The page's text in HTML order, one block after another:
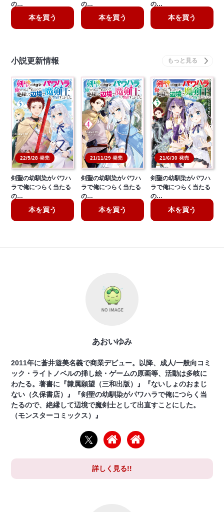
の…
本を買う
の…
本を買う
の…
本を買う
小説更新情報
22/5/28 発売
剣聖の幼馴染がパワハ
ラで俺につらく当たる
の…
本を買う
21/11/29 発売
剣聖の幼馴染がパワハ
ラで俺につらく当たる
の…
本を買う
21/6/30 発売
剣聖の幼馴染がパワハ
ラで俺につらく当たる
の…
本を買う
あおいゆみ
2011年に蒼井遊美名義で商業デビュー。以降、成人/一般向コミ
ック・ライトノベルの挿し絵・ゲームの原画等、活動は多岐に
わたる。著書に『隷属願望（三和出版）』『ないしょのおまじ
ない（久保書店）』『剣聖の幼馴染がパワハラで俺につらく当
たるので、絶縁して辺境で魔剣士として出直すことにした。
（モンスターコミックス）』
詳しく見る!!